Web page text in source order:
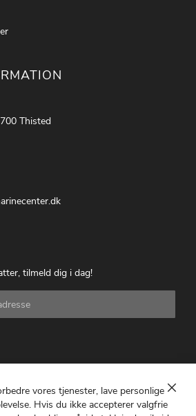
Thisted
tilmeld dig i dag!
Luk
vores tjenester, lave personlige
Hvis du ikke accepterer valgfrie